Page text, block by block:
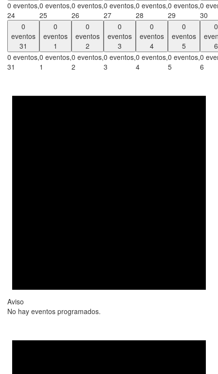
0 eventos,
24
0 eventos,
25
0 eventos,
26
0 eventos,
27
0 eventos,
28
0 eventos,
29
0
30
0
eventos
31
0 eventos,
31
0
eventos
1
0 eventos,
1
0
eventos
2
0 eventos,
2
0
eventos
3
0 eventos,
3
0
eventos
4
0 eventos,
4
0
eventos
5
0 eventos,
5
0
6
0
6
Aviso
No hay eventos programados.